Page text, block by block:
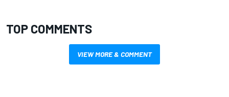
TOP COMMENTS
VIEW MORE & COMMENT